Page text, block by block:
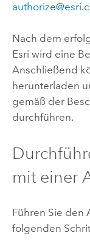
Nach dem
Esri wird eine
Anschließend
herunterladen
gemäß der
durchführen.
mit einer
Führen Sie den
folgenden